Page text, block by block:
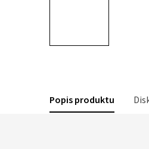
Popis produktu